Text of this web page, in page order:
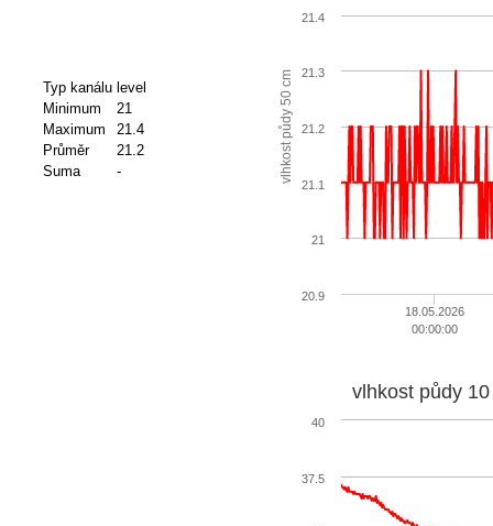
Typ kanálu level
Minimum
21
Maximum
21.4
Průměr
21.2
Suma
- vlhkost půdy 50 cm
18.05.2026
00:00:00
20.9
21
21.1
21.2
21.3
21.4
vlhkost půdy
37.5
40